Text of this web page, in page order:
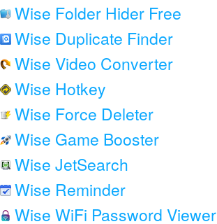
Wise Folder Hider Free
Wise Duplicate Finder
Wise Video Converter
Wise Hotkey
Wise Force Deleter
Wise Game Booster
Wise JetSearch
Wise Reminder
Wise WiFi Password Viewer